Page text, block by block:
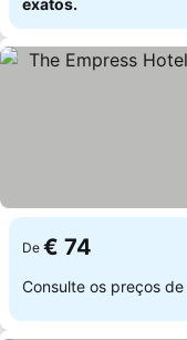
exatos.
De € 74
Consulte os preços de